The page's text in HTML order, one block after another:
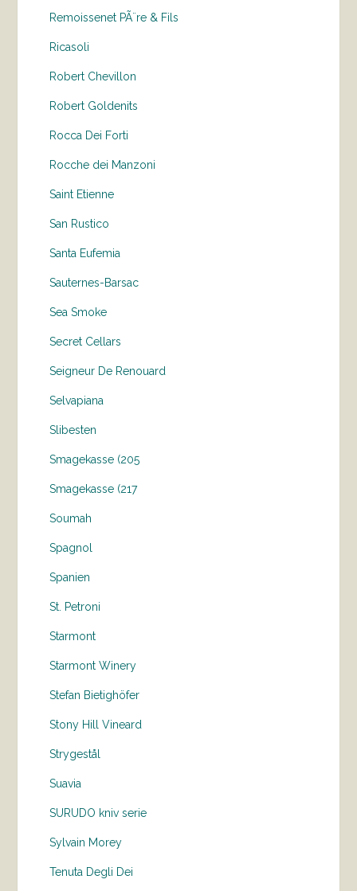
Remoissenet PÃ¨re & Fils
Ricasoli
Robert Chevillon
Robert Goldenits
Rocca Dei Forti
Rocche dei Manzoni
Saint Etienne
San Rustico
Santa Eufemia
Sauternes-Barsac
Sea Smoke
Secret Cellars
Seigneur De Renouard
Selvapiana
Slibesten
Smagekasse (205
Smagekasse (217
Soumah
Spagnol
Spanien
St. Petroni
Starmont
Starmont Winery
Stefan Bietighöfer
Stony Hill Vineard
Strygestål
Suavia
SURUDO kniv serie
Sylvain Morey
Tenuta Degli Dei